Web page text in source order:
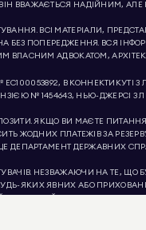
НАДІЙНИМ, АЛЕ
ВСІ МАТЕРІАЛИ,
БЕЗ ПОПЕРЕДЖЕННЯ. ВСЯ
АДВОКАТОМ,
В КОННЕКТИКУТІ З
№ 1454643, НЬЮ-ДЖЕРСІ З
ЯКЩО ВИ МАЄТЕ
ЖОДНИХ ПЛАТЕЖІВ ЗА
ДЕПАРТАМЕНТ ДЕРЖАВНИХ
НЕЗВАЖАЮЧИ НА ТЕ,
ЯВНИХ АБО